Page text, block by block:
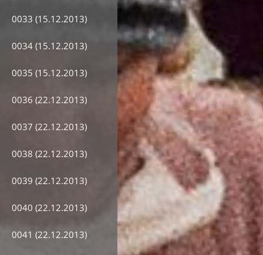
0033 (15.12.2013)
0034 (15.12.2013)
0035 (15.12.2013)
0036 (22.12.2013)
0037 (22.12.2013)
0038 (22.12.2013)
0039 (22.12.2013)
0040 (22.12.2013)
0041 (22.12.2013)